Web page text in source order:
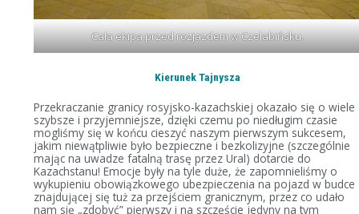
Cała ekipa przed rozjazdem w Czelabińsku.
Kierunek Tajnysza
Przekraczanie granicy rosyjsko-kazachskiej okazało się o wiele
szybsze i przyjemniejsze, dzięki czemu po niedługim czasie
mogliśmy się w końcu cieszyć naszym pierwszym sukcesem,
jakim niewątpliwie było bezpieczne i bezkolizyjne (szczególnie
mając na uwadze fatalną trasę przez Ural) dotarcie do
Kazachstanu! Emocje były na tyle duże, że zapomnieliśmy o
wykupieniu obowiązkowego ubezpieczenia na pojazd w budce
znajdującej się tuż za przejściem granicznym, przez co udało
nam się „zdobyć” pierwszy i na szczęście jedyny na tym